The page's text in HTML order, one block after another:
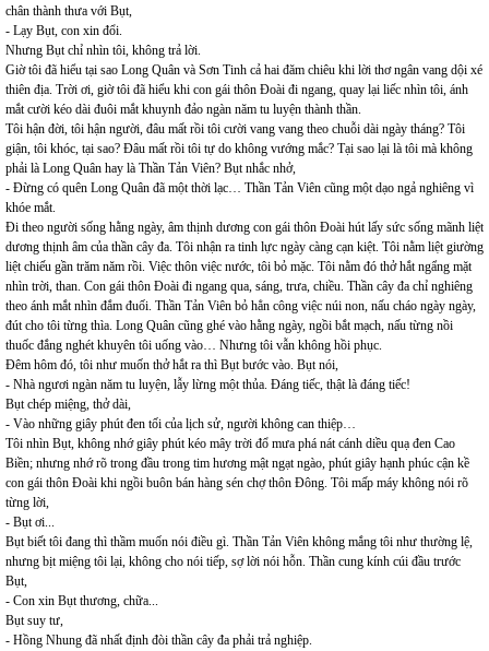
chân thành thưa với Bụt,
- Lạy Bụt, con xin đổi.
Nhưng Bụt chỉ nhìn tôi, không trả lời.
Giờ tôi đã hiểu tại sao Long Quân và Sơn Tinh cả hai đăm chiêu khi lời thơ ngân vang dội xé
thiên địa. Trời ơi, giờ tôi đã hiểu khi con gái thôn Đoài đi ngang, quay lại liếc nhìn tôi, ánh
mắt cười kéo dài đuôi mắt khuynh đảo ngàn năm tu luyện thành thần.
Tôi hận đời, tôi hận người, đâu mất rồi tôi cười vang vang theo chuỗi dài ngày tháng? Tôi
giận, tôi khóc, tại sao? Đâu mất rồi tôi tự do không vướng mắc? Tại sao lại là tôi mà không
phải là Long Quân hay là Thần Tản Viên? Bụt nhắc nhở,
- Đừng có quên Long Quân đã một thời lạc… Thần Tản Viên cũng một dạo ngả nghiêng vì
khóe mắt.
Đi theo người sống hằng ngày, âm thịnh dương con gái thôn Đoài hút lấy sức sống mãnh liệt
dương thịnh âm của thần cây đa. Tôi nhận ra tinh lực ngày càng cạn kiệt. Tôi nằm liệt giường
liệt chiếu gần trăm năm rồi. Việc thôn việc nước, tôi bỏ mặc. Tôi nằm đó thở hắt ngẩng mặt
nhìn trời, than. Con gái thôn Đoài đi ngang qua, sáng, trưa, chiều. Thần cây đa chỉ nghiêng
theo ánh mắt nhìn đắm đuối. Thần Tản Viên bỏ hẳn công việc núi non, nấu cháo ngày ngày,
đút cho tôi từng thìa. Long Quân cũng ghé vào hằng ngày, ngồi bắt mạch, nấu từng nồi
thuốc đắng nghét khuyên tôi uống vào… Nhưng tôi vẫn không hồi phục.
Đêm hôm đó, tôi như muốn thở hắt ra thì Bụt bước vào. Bụt nói,
- Nhà ngươi ngàn năm tu luyện, lẫy lừng một thủa. Đáng tiếc, thật là đáng tiếc!
Bụt chép miệng, thở dài,
- Vào những giây phút đen tối của lịch sử, người không can thiệp…
Tôi nhìn Bụt, không nhớ giây phút kéo mây trời đổ mưa phá nát cánh diều quạ đen Cao
Biền; nhưng nhớ rõ trong đầu trong tim hương mật ngạt ngào, phút giây hạnh phúc cận kề
con gái thôn Đoài khi ngồi buôn bán hàng sén chợ thôn Đông. Tôi mấp máy không nói rõ
từng lời,
- Bụt ơi...
Bụt biết tôi đang thì thầm muốn nói điều gì. Thần Tản Viên không mắng tôi như thường lệ,
nhưng bịt miệng tôi lại, không cho nói tiếp, sợ lời nói hỗn. Thần cung kính cúi đầu trước
Bụt,
- Con xin Bụt thương, chữa...
Bụt suy tư,
- Hồng Nhung đã nhất định đòi thần cây đa phải trả nghiệp.